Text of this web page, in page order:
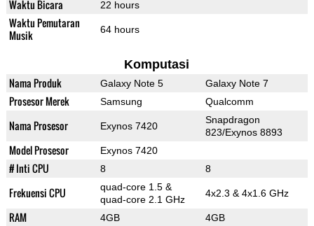
Waktu Bicara 22 hours
Waktu Pemutaran
Musik
64 hours
Komputasi
Nama Produk Galaxy Note 5 Galaxy Note 7
Prosesor Merek Samsung Qualcomm
Nama Prosesor Exynos 7420
Snapdragon
823/Exynos 8893
Model Prosesor Exynos 7420
# Inti CPU 8 8
Frekuensi CPU
quad-core 1.5 &
quad-core 2.1 GHz
4x2.3 & 4x1.6 GHz
RAM 4GB 4GB